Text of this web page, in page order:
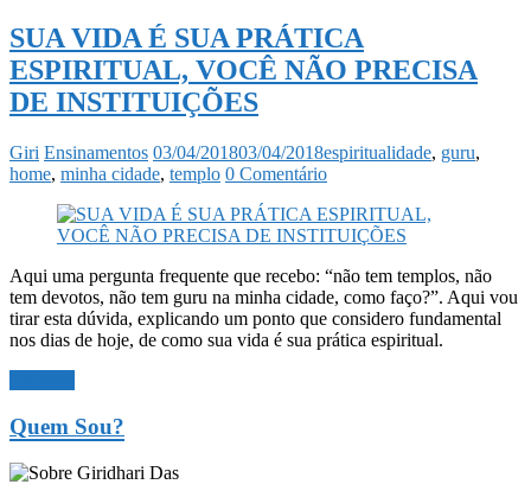
SUA VIDA É SUA PRÁTICA
ESPIRITUAL, VOCÊ NÃO PRECISA
DE INSTITUIÇÕES
Giri Ensinamentos 03/04/201803/04/2018espiritualidade, guru,
home, minha cidade, templo 0 Comentário
Aqui uma pergunta frequente que recebo: “não tem templos, não
tem devotos, não tem guru na minha cidade, como faço?”. Aqui vou
tirar esta dúvida, explicando um ponto que considero fundamental
nos dias de hoje, de como sua vida é sua prática espiritual.
Quem Sou?